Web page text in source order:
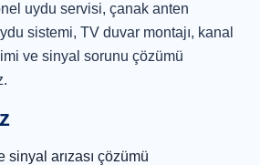
uydu servisi, çanak anten
sistemi, TV duvar montajı, kanal
ve sinyal sorunu çözümü
sinyal arızası çözümü